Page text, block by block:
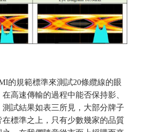
的規範標準來測試20條纜線的眼
高速傳輸的過程中能否保持影、
試結果如表三所見，大部分牌子
標準之上，只有少數幾家的品質